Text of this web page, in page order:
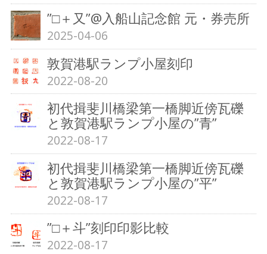
”□＋又”@入船山記念館 元・券売所
2025-04-06
敦賀港駅ランプ小屋刻印
2022-08-20
初代揖斐川橋梁第一橋脚近傍瓦礫
と敦賀港駅ランプ小屋の”青”
2022-08-17
初代揖斐川橋梁第一橋脚近傍瓦礫
と敦賀港駅ランプ小屋の”平”
2022-08-17
”□＋斗”刻印印影比較
2022-08-17